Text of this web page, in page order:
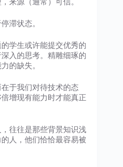
来源（通常）可信。
滞状态。
学生或许能提交优秀的
入的思考。精雕细琢的
的缺失。
于我们对待技术的态
增现有能力时才能真正
往往是那些背景知识浅
人，他们恰恰最容易被